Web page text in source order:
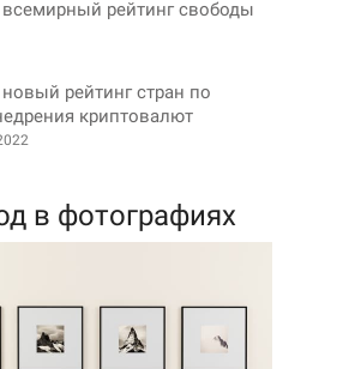
рейтинг свободы
рейтинг стран по
криптовалют
в фотографиях